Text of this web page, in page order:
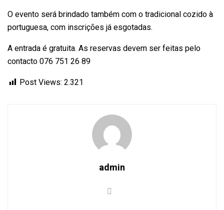
O evento será brindado também com o tradicional cozido à
portuguesa, com inscrições já esgotadas.
A entrada é gratuita. As reservas devem ser feitas pelo
contacto 076 751 26 89
Post Views: 2.321
admin